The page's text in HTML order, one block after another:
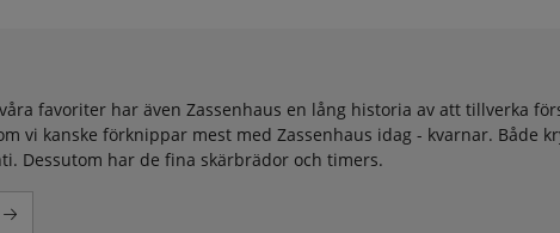
favoriter har även Zassenhaus en lång historia av att tillverka
vi kanske förknippar mest med Zassenhaus idag - kvarnar. Både
Dessutom har de fina skärbrädor och timers.